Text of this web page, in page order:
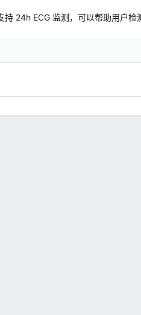
24h ECG 监测，可以帮助用户